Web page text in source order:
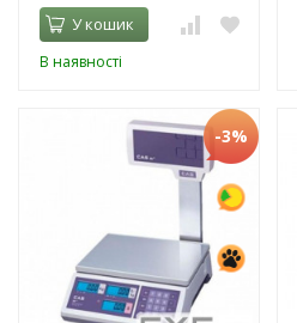
У кошик
В наявності
-3%